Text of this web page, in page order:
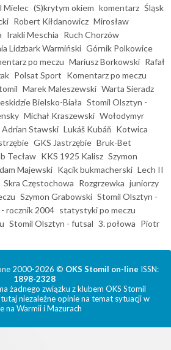
Mielec (S)krytym okiem komentarz Śląsk
Robert Kiłdanowicz Mirosław
Irakli Meschia Ruch Chorzów
Lidzbark Warmiński Górnik Polkowice
po meczu Mariusz Borkowski Rafał
Polsat Sport Komentarz po meczu
Marek Maleszewski Warta Sieradz
Bielsko-Biała Stomil Olsztyn -
Michał Kraszewski Wołodymyr
Adrian Stawski Lukáš Kubáň Kotwica
GKS Jastrzębie Bruk-Bet
Tecław KKS 1925 Kalisz Szymon
Majewski Kącik bukmacherski Lech II
Skra Częstochowa Rozgrzewka juniorzy
Szymon Grabowski Stomil Olsztyn -
rocznik 2004 statystyki po meczu
Stomil Olsztyn - futsal 3. połowa Piotr
2000-2026 © OKS Stomil on-line ISSN:
1898-2328
żadnego związku z klubem OKS Stomil
niezależne opinie na temat sytuacji w
na Warmii i Mazurach